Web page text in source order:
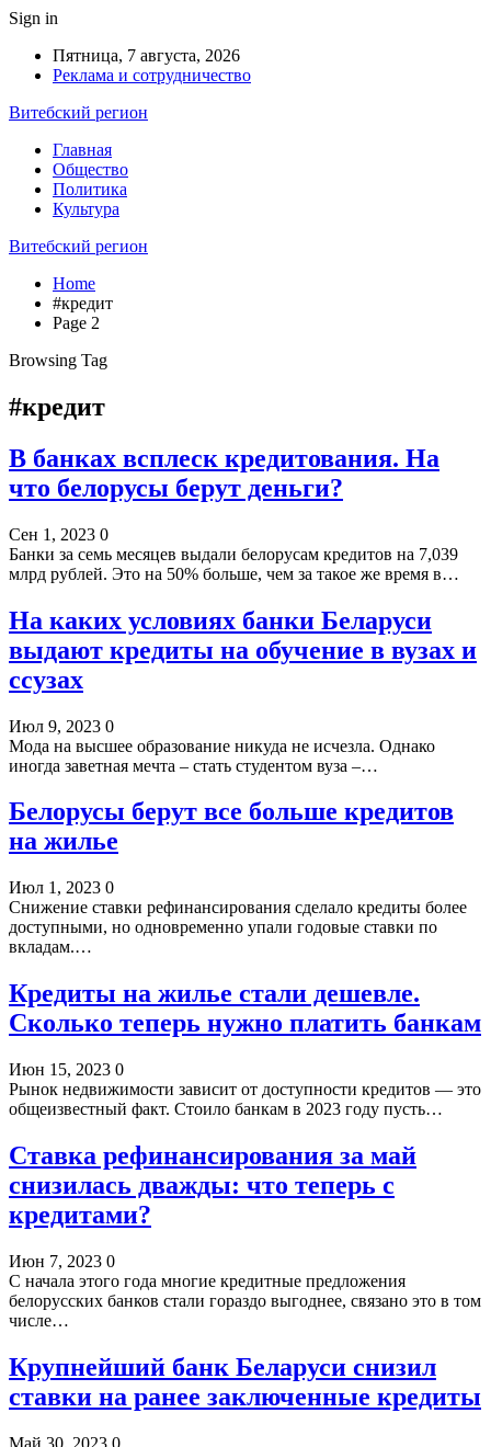
Sign in
Пятница, 7 августа, 2026
Реклама и сотрудничество
Витебский регион
Главная
Общество
Политика
Культура
Витебский регион
Home
#кредит
Page 2
Browsing Tag
#кредит
В банках всплеск кредитования. На
что белорусы берут деньги?
Сен 1, 2023 0
Банки за семь месяцев выдали белорусам кредитов на 7,039
млрд рублей. Это на 50% больше, чем за такое же время в…
На каких условиях банки Беларуси
выдают кредиты на обучение в вузах и
ссузах
Июл 9, 2023 0
Мода на высшее образование никуда не исчезла. Однако
иногда заветная мечта – стать студентом вуза –…
Белорусы берут все больше кредитов
на жилье
Июл 1, 2023 0
Снижение ставки рефинансирования сделало кредиты более
доступными, но одновременно упали годовые ставки по
вкладам.…
Кредиты на жилье стали дешевле.
Сколько теперь нужно платить банкам
Июн 15, 2023 0
Рынок недвижимости зависит от доступности кредитов — это
общеизвестный факт. Стоило банкам в 2023 году пусть…
Ставка рефинансирования за май
снизилась дважды: что теперь с
кредитами?
Июн 7, 2023 0
С начала этого года многие кредитные предложения
белорусских банков стали гораздо выгоднее, связано это в том
числе…
Крупнейший банк Беларуси снизил
ставки на ранее заключенные кредиты
Май 30, 2023 0